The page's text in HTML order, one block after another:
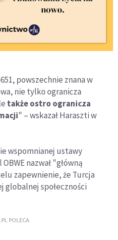
powszechnie znana w
nie tylko ogranicza
także ostro ogranicza
" – wskazał Haraszti w
wspomnianej ustawy
nazwał "główną
zapewnienie, że Turcja
globalnej społeczności
POLECA